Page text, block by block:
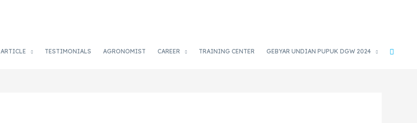
ARTICLE TESTIMONIALS AGRONOMIST CAREER TRAINING CENTER GEBYAR UNDIAN PUPUK DGW 2024